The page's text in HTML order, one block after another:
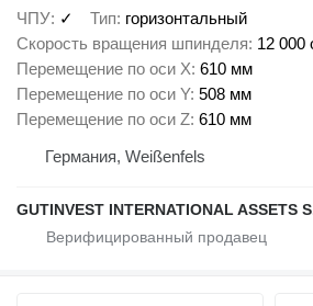
ЧПУ ✓ Тип горизонтальный
Скорость вращения шпинделя 12 000
Перемещение по оси X 610 мм
Перемещение по оси Y 508 мм
Перемещение по оси Z 610 мм
Германия, Weißenfels
GUTINVEST INTERNATIONAL ASSETS